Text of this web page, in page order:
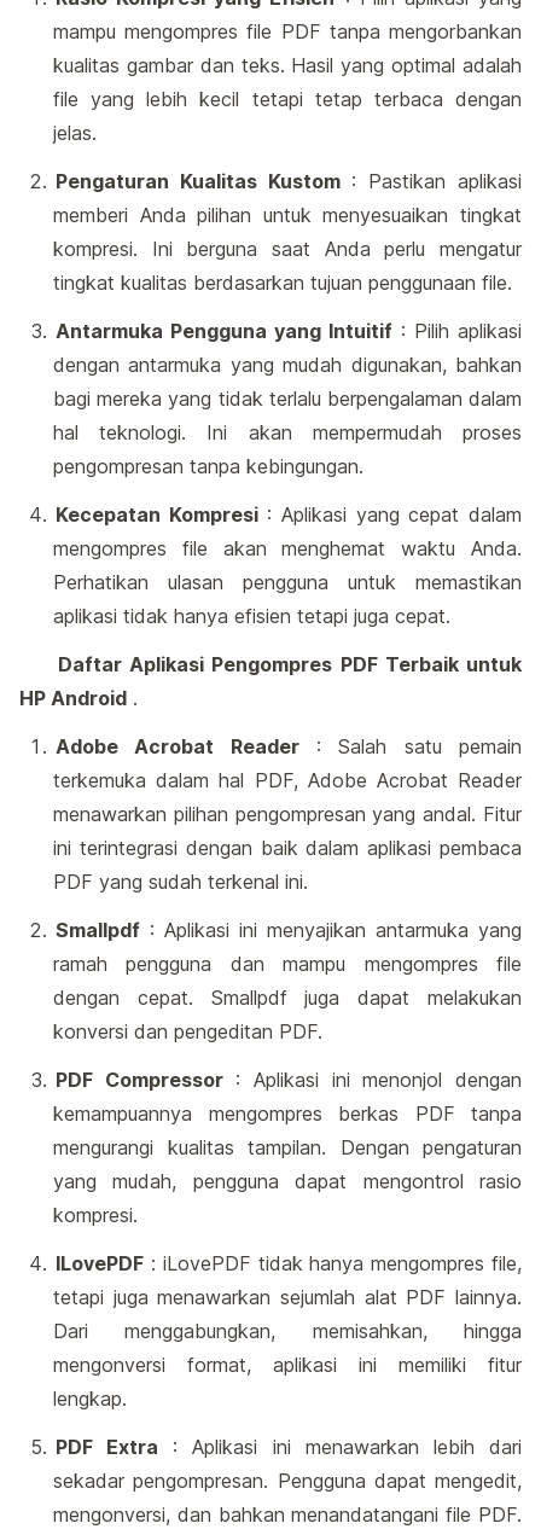
mampu mengompres file PDF tanpa mengorbankan
kualitas gambar dan teks. Hasil yang optimal adalah
file yang lebih kecil tetapi tetap terbaca dengan
jelas.
Pengaturan Kualitas Kustom: Pastikan aplikasi
memberi Anda pilihan untuk menyesuaikan tingkat
kompresi. Ini berguna saat Anda perlu mengatur
tingkat kualitas berdasarkan tujuan penggunaan file.
Antarmuka Pengguna yang Intuitif : Pilih aplikasi
dengan antarmuka yang mudah digunakan, bahkan
bagi mereka yang tidak terlalu berpengalaman dalam
hal teknologi. Ini akan mempermudah proses
pengompresan tanpa kebingungan.
Kecepatan Kompresi: Aplikasi yang cepat dalam
mengompres file akan menghemat waktu Anda.
Perhatikan ulasan pengguna untuk memastikan
aplikasi tidak hanya efisien tetapi juga cepat.
Daftar Aplikasi Pengompres PDF Terbaik untuk
HP Android .
Adobe Acrobat Reader: Salah satu pemain
terkemuka dalam hal PDF, Adobe Acrobat Reader
menawarkan pilihan pengompresan yang andal. Fitur
ini terintegrasi dengan baik dalam aplikasi pembaca
PDF yang sudah terkenal ini.
Smallpdf : Aplikasi ini menyajikan antarmuka yang
ramah pengguna dan mampu mengompres file
dengan cepat. Smallpdf juga dapat melakukan
konversi dan pengeditan PDF.
PDF Compressor: Aplikasi ini menonjol dengan
kemampuannya mengompres berkas PDF tanpa
mengurangi kualitas tampilan. Dengan pengaturan
yang mudah, pengguna dapat mengontrol rasio
kompresi.
ILovePDF : iLovePDF tidak hanya mengompres file,
tetapi juga menawarkan sejumlah alat PDF lainnya.
Dari menggabungkan, memisahkan, hingga
mengonversi format, aplikasi ini memiliki fitur
lengkap.
PDF Extra : Aplikasi ini menawarkan lebih dari
sekadar pengompresan. Pengguna dapat mengedit,
mengonversi, dan bahkan menandatangani file PDF.